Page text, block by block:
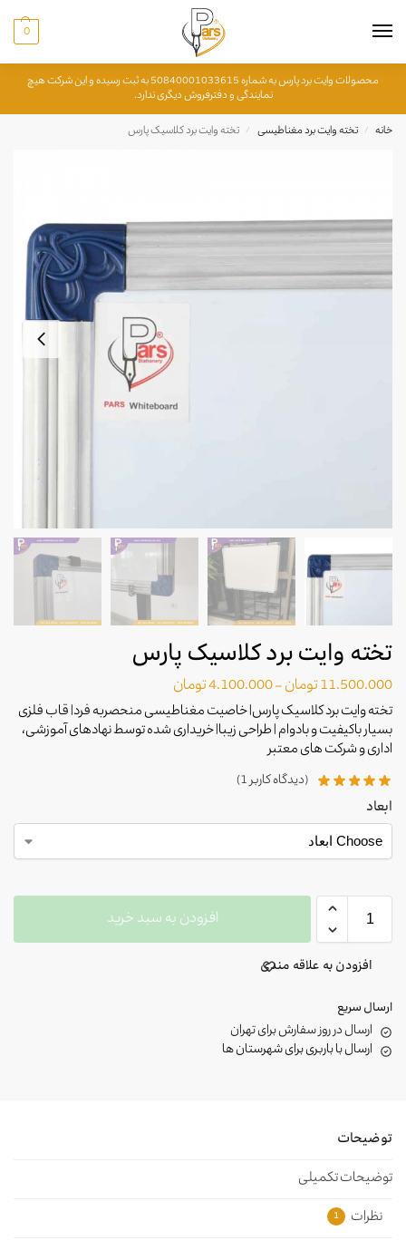
0
محصولات وایت برد پارس به شماره 50840001033615 به ثبت رسیده و این شرکت هیچ
نمایندگی و دفترفروش دیگری ندارد.
خانه / تخته وایت برد مغناطیسی / تخته وایت برد کلاسیک پارس
تخته وایت برد کلاسیک پارس
11.500.000تومان–
4.100.000تومان
تخته وایت برد کلاسیک پارس| خاصیت مغناطیسی منحصربه فرد| قاب فلزی
بسیار باکیفیت و بادوام | طراحی زیبا| خریداری شده توسط نهادهای آموزشی،
اداری و شرکت های معتبر
(دیدگاه کاربر1
)
ابعاد
افزودن به سبد خرید
افزودن به علاقه مندی
ارسال سریع
ارسال در روز سفارش برای تهران
ارسال با باربری برای شهرستان ها
توضیحات
توضیحات تکمیلی
نظرات
1